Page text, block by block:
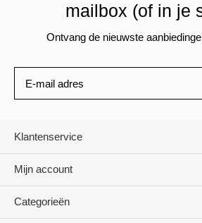
mailbox (of in je
Ontvang de nieuwste
Klantenservice
Mijn account
Categorieën